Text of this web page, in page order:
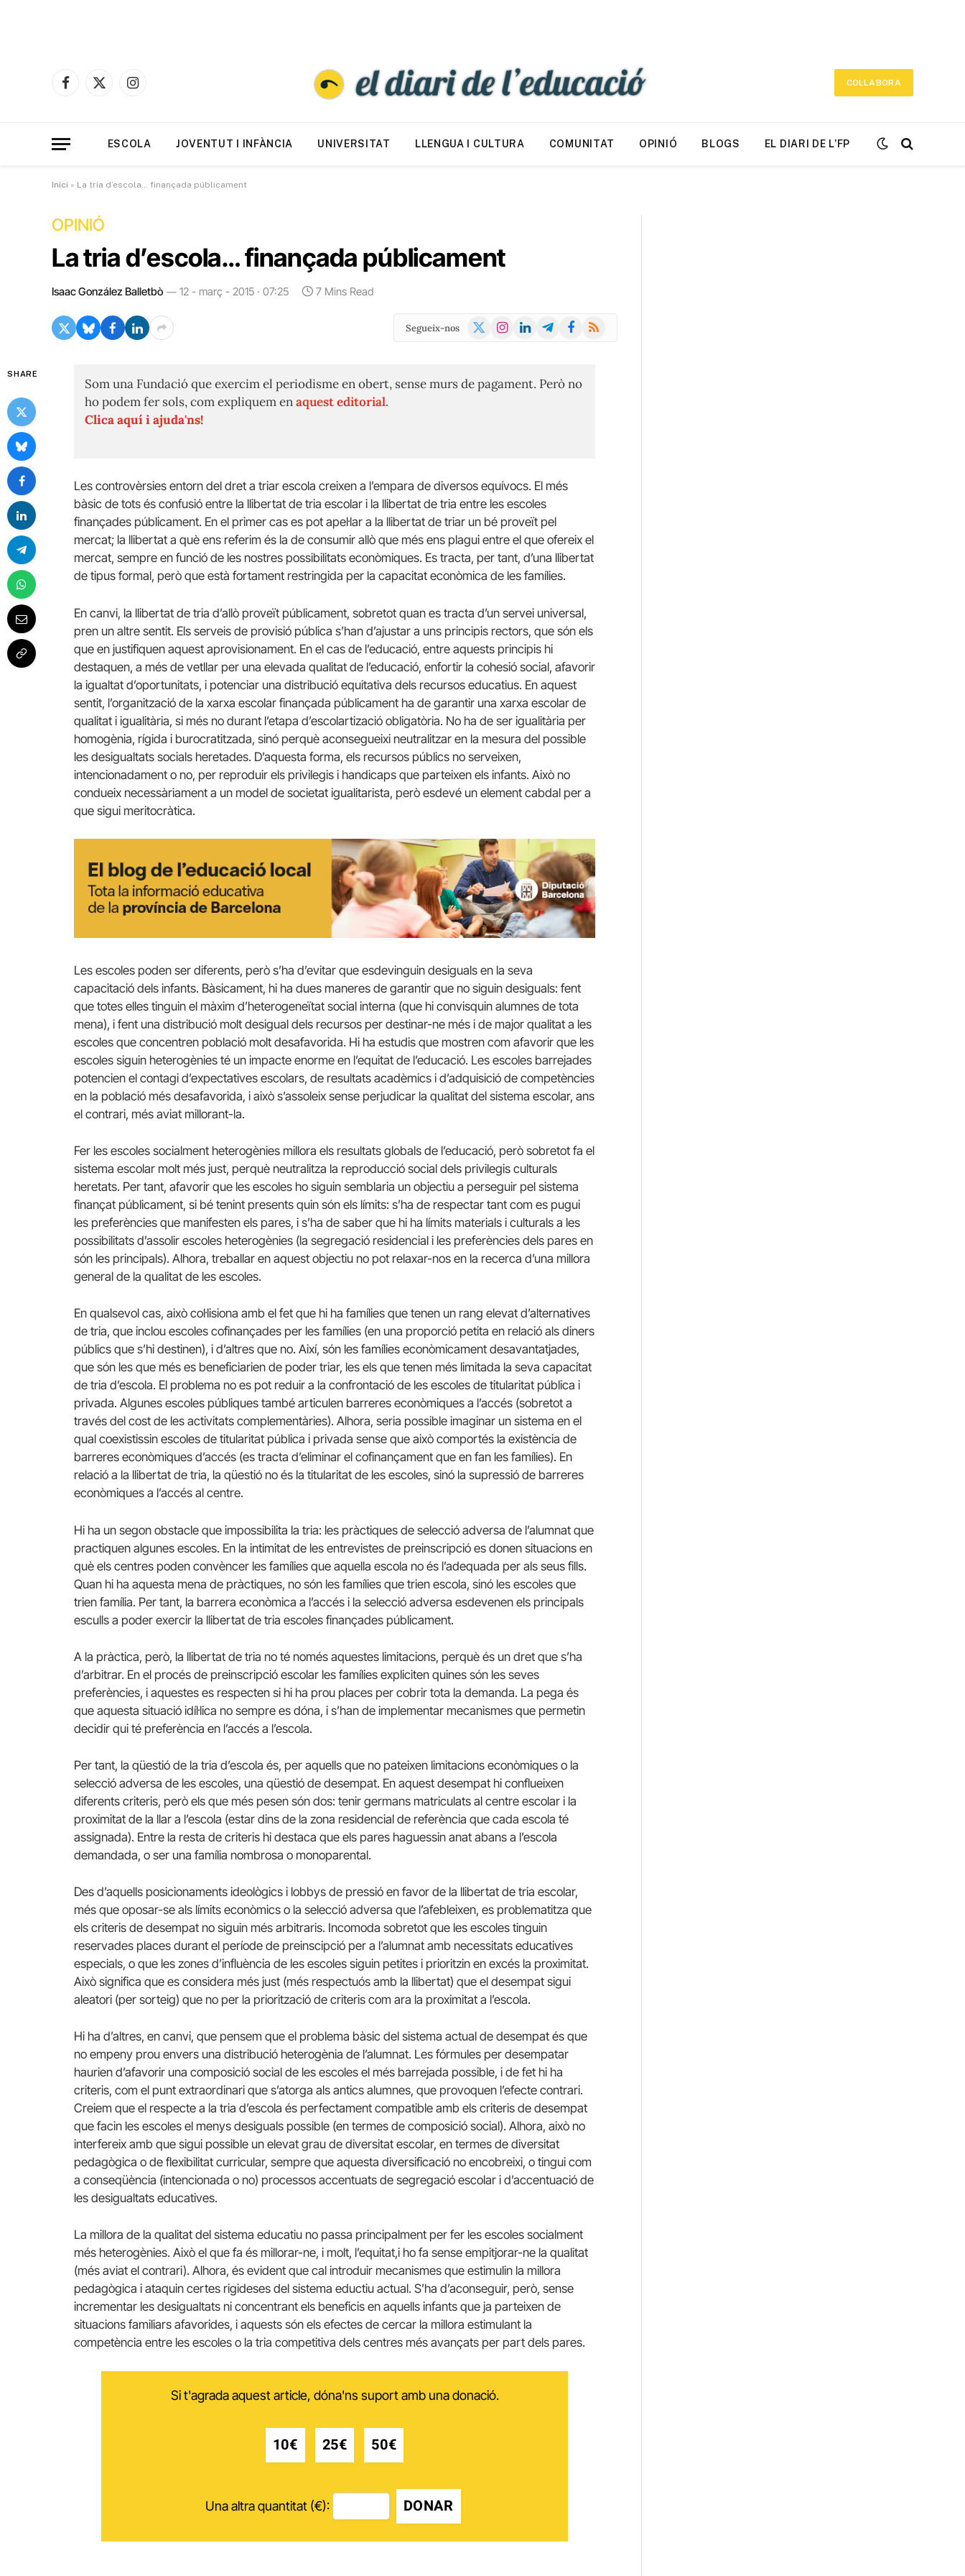
Facebook
X
Instagram
COL·LABORA
ESCOLA JOVENTUT I INFÀNCIA UNIVERSITAT LLENGUA I CULTURA COMUNITAT OPINIÓ BLOGS EL DIARI DE L’FP
Inici » La tria d’escola… finançada públicament
OPINIÓ
La tria d’escola… finançada públicament
Isaac González Balletbò 12 - març - 2015 · 07:25 7 Mins Read
Segueix-nos
X
Instagram
LinkedInTelegramFacebook
RSS
SHARE
Som una Fundació que exercim el periodisme en obert, sense murs de pagament. Però no
ho podem fer sols, com expliquem enaquest editorial.
Clica aquí i ajuda'ns!
Les controvèrsies entorn del dret a triar escola creixen a l’empara de diversos equívocs. El més
bàsic de tots és confusió entre la llibertat de tria escolar i la llibertat de tria entre les escoles
finançades públicament. En el primer cas es pot apel·lar a la llibertat de triar un bé proveït pel
mercat; la llibertat a què ens referim és la de consumir allò que més ens plagui entre el que ofereix el
mercat, sempre en funció de les nostres possibilitats econòmiques. Es tracta, per tant, d’una llibertat
de tipus formal, però que està fortament restringida per la capacitat econòmica de les famílies.
En canvi, la llibertat de tria d’allò proveït públicament, sobretot quan es tracta d’un servei universal,
pren un altre sentit. Els serveis de provisió pública s’han d’ajustar a uns principis rectors, que són els
que en justifiquen aquest aprovisionament. En el cas de l’educació, entre aquests principis hi
destaquen, a més de vetllar per una elevada qualitat de l’educació, enfortir la cohesió social, afavorir
la igualtat d’oportunitats, i potenciar una distribució equitativa dels recursos educatius. En aquest
sentit, l’organització de la xarxa escolar finançada públicament ha de garantir una xarxa escolar de
qualitat i igualitària, si més no durant l’etapa d’escolartizació obligatòria. No ha de ser igualitària per
homogènia, rígida i burocratitzada, sinó perquè aconsegueixi neutralitzar en la mesura del possible
les desigualtats socials heretades. D’aquesta forma, els recursos públics no serveixen,
intencionadament o no, per reproduir els privilegis i handicaps que parteixen els infants. Això no
condueix necessàriament a un model de societat igualitarista, però esdevé un element cabdal per a
que sigui meritocràtica.
Les escoles poden ser diferents, però s’ha d’evitar que esdevinguin desiguals en la seva
capacitació dels infants. Bàsicament, hi ha dues maneres de garantir que no siguin desiguals: fent
que totes elles tinguin el màxim d’heterogeneïtat social interna (que hi convisquin alumnes de tota
mena), i fent una distribució molt desigual dels recursos per destinar-ne més i de major qualitat a les
escoles que concentren població molt desafavorida. Hi ha estudis que mostren com afavorir que les
escoles siguin heterogènies té un impacte enorme en l’equitat de l’educació. Les escoles barrejades
potencien el contagi d’expectatives escolars, de resultats acadèmics i d’adquisició de competències
en la població més desafavorida, i això s’assoleix sense perjudicar la qualitat del sistema escolar, ans
el contrari, més aviat millorant-la.
Fer les escoles socialment heterogènies millora els resultats globals de l’educació, però sobretot fa el
sistema escolar molt més just, perquè neutralitza la reproducció social dels privilegis culturals
heretats. Per tant, afavorir que les escoles ho siguin semblaria un objectiu a perseguir pel sistema
finançat públicament, si bé tenint presents quin són els límits: s’ha de respectar tant com es pugui
les preferències que manifesten els pares, i s’ha de saber que hi ha límits materials i culturals a les
possibilitats d’assolir escoles heterogènies (la segregació residencial i les preferències dels pares en
són les principals). Alhora, treballar en aquest objectiu no pot relaxar-nos en la recerca d’una millora
general de la qualitat de les escoles.
En qualsevol cas, això col·lisiona amb el fet que hi ha famílies que tenen un rang elevat d’alternatives
de tria, que inclou escoles cofinançades per les famílies (en una proporció petita en relació als diners
públics que s’hi destinen), i d’altres que no. Així, són les famílies econòmicament desavantatjades,
que són les que més es beneficiarien de poder triar, les els que tenen més limitada la seva capacitat
de tria d’escola. El problema no es pot reduir a la confrontació de les escoles de titularitat pública i
privada. Algunes escoles públiques també articulen barreres econòmiques a l’accés (sobretot a
través del cost de les activitats complementàries). Alhora, seria possible imaginar un sistema en el
qual coexistissin escoles de titularitat pública i privada sense que això comportés la existència de
barreres econòmiques d’accés (es tracta d’eliminar el cofinançament que en fan les famílies). En
relació a la llibertat de tria, la qüestió no és la titularitat de les escoles, sinó la supressió de barreres
econòmiques a l’accés al centre.
Hi ha un segon obstacle que impossibilita la tria: les pràctiques de selecció adversa de l’alumnat que
practiquen algunes escoles. En la intimitat de les entrevistes de preinscripció es donen situacions en
què els centres poden convèncer les famílies que aquella escola no és l’adequada per als seus fills.
Quan hi ha aquesta mena de pràctiques, no són les famílies que trien escola, sinó les escoles que
trien família. Per tant, la barrera econòmica a l’accés i la selecció adversa esdevenen els principals
esculls a poder exercir la llibertat de tria escoles finançades públicament.
A la pràctica, però, la llibertat de tria no té només aquestes limitacions, perquè és un dret que s’ha
d’arbitrar. En el procés de preinscripció escolar les famílies expliciten quines són les seves
preferències, i aquestes es respecten si hi ha prou places per cobrir tota la demanda. La pega és
que aquesta situació idíl·lica no sempre es dóna, i s’han de implementar mecanismes que permetin
decidir qui té preferència en l’accés a l’escola.
Per tant, la qüestió de la tria d’escola és, per aquells que no pateixen limitacions econòmiques o la
selecció adversa de les escoles, una qüestió de desempat. En aquest desempat hi conflueixen
diferents criteris, però els que més pesen són dos: tenir germans matriculats al centre escolar i la
proximitat de la llar a l’escola (estar dins de la zona residencial de referència que cada escola té
assignada). Entre la resta de criteris hi destaca que els pares haguessin anat abans a l’escola
demandada, o ser una família nombrosa o monoparental.
Des d’aquells posicionaments ideològics i lobbys de pressió en favor de la llibertat de tria escolar,
més que oposar-se als límits econòmics o la selecció adversa que l’afebleixen, es problematitza que
els criteris de desempat no siguin més arbitraris. Incomoda sobretot que les escoles tinguin
reservades places durant el període de preinscipció per a l’alumnat amb necessitats educatives
especials, o que les zones d’influència de les escoles siguin petites i prioritzin en excés la proximitat.
Això significa que es considera més just (més respectuós amb la llibertat) que el desempat sigui
aleatori (per sorteig) que no per la priorització de criteris com ara la proximitat a l’escola.
Hi ha d’altres, en canvi, que pensem que el problema bàsic del sistema actual de desempat és que
no empeny prou envers una distribució heterogènia de l’alumnat. Les fórmules per desempatar
haurien d’afavorir una composició social de les escoles el més barrejada possible, i de fet hi ha
criteris, com el punt extraordinari que s’atorga als antics alumnes, que provoquen l’efecte contrari.
Creiem que el respecte a la tria d’escola és perfectament compatible amb els criteris de desempat
que facin les escoles el menys desiguals possible (en termes de composició social). Alhora, això no
interfereix amb que sigui possible un elevat grau de diversitat escolar, en termes de diversitat
pedagògica o de flexibilitat curricular, sempre que aquesta diversificació no encobreixi, o tingui com
a conseqüència (intencionada o no) processos accentuats de segregació escolar i d’accentuació de
les desigualtats educatives.
La millora de la qualitat del sistema educatiu no passa principalment per fer les escoles socialment
més heterogènies. Això el que fa és millorar-ne, i molt, l’equitat,i ho fa sense empitjorar-ne la qualitat
(més aviat el contrari). Alhora, és evident que cal introduir mecanismes que estimulin la millora
pedagògica i ataquin certes rigideses del sistema eductiu actual. S’ha d’aconseguir, però, sense
incrementar les desigualtats ni concentrant els beneficis en aquells infants que ja parteixen de
situacions familiars afavorides, i aquests són els efectes de cercar la millora estimulant la
competència entre les escoles o la tria competitiva dels centres més avançats per part dels pares.
Si t'agrada aquest article, dóna'ns suport amb una donació.
10€ 25€ 50€
Una altra quantitat (€): DONAR